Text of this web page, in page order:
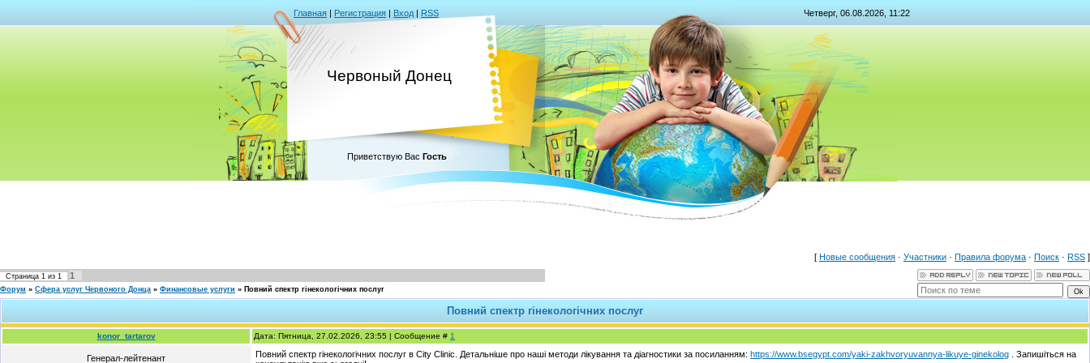
Главная | Регистрация | Вход | RSS Четверг, 06.08.2026, 11:22
Червоный Донец
Приветствую Вас Гость
[ Новые сообщения · Участники · Правила форума · Поиск · RSS ]
Страница 1 из 1 1
Форум » Сфера услуг Червоного Донца » Финансовые услуги » Повний спектр гінекологічних послуг
Повний спектр гінекологічних послуг
konor_tartarov Дата: Пятница, 27.02.2026, 23:55 | Сообщение # 1
Генерал-лейтенант Повний спектр гінекологічних послуг в City Clinic. Детальніше про наші методи лікування та діагностики за посиланням: https://www.bsegypt.com/yaki-zakhvoryuvannya-likuye-ginekolog . Запишіться на